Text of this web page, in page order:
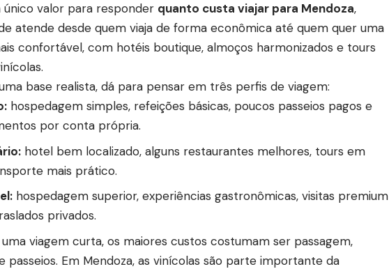
único valor para responder quanto custa viajar para Mendoza,
atende desde quem viaja de forma econômica até quem quer uma
confortável, com hotéis boutique, almoços harmonizados e tours
base realista, dá para pensar em três perfis de viagem:
hospedagem simples, refeições básicas, poucos passeios pagos e
por conta própria.
hotel bem localizado, alguns restaurantes melhores, tours em
mais prático.
hospedagem superior, experiências gastronômicas, visitas premium
privados.
viagem curta, os maiores custos costumam ser passagem,
passeios. Em Mendoza, as vinícolas são parte importante da